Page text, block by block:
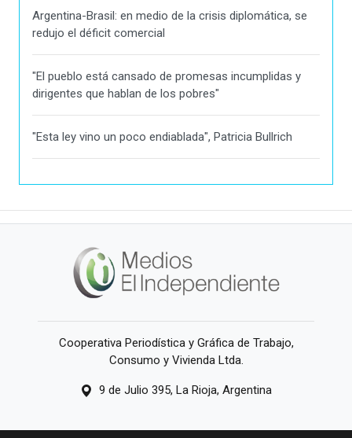
Argentina-Brasil: en medio de la crisis diplomática, se
redujo el déficit comercial
"El pueblo está cansado de promesas incumplidas y
dirigentes que hablan de los pobres"
"Esta ley vino un poco endiablada", Patricia Bullrich
Cooperativa Periodística y Gráfica de Trabajo,
Consumo y Vivienda Ltda.
9 de Julio 395, La Rioja, Argentina